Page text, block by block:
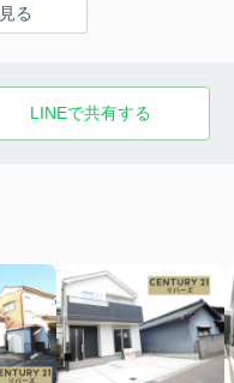
る
LINEで共有する